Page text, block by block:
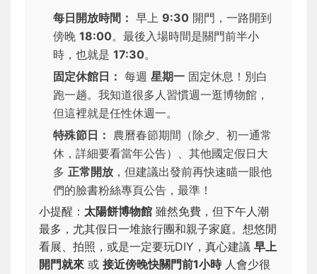
每日開放時間： 早上 9:30 開門，一路開到
傍晚 18:00。最後入場時間是關門前半小
時，也就是 17:30。
固定休館日： 每週 星期一 固定休息！別白
跑一趟。我知道很多人習慣週一逛博物館，
但這裡就是任性休週一。
特殊節日： 農曆春節期間（除夕、初一通常
休，詳細要看當年公告）、其他國定假日大
多 正常開放 ，但建議出發前再快速瞄一眼他
們的臉書粉絲專頁公告，最準！
小提醒： 太陽餅博物館 雖然免費，但下午人潮
最多，尤其假日一堆旅行團和親子家庭。想悠閒
看展、拍照，或是一定要玩DIY，真心建議 早上
開門就來 或 接近傍晚快關門前1小時人會少很